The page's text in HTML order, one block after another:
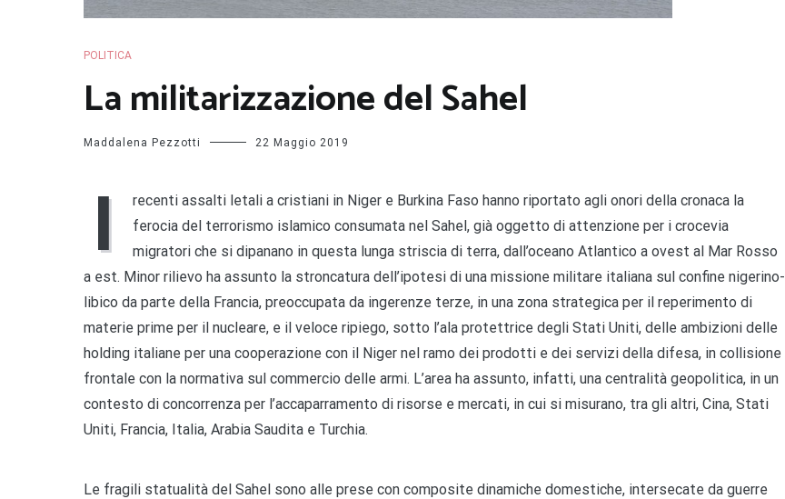
POLITICA
La militarizzazione del Sahel
Maddalena Pezzotti 22 Maggio 2019
I
recenti assalti letali a cristiani in Niger e Burkina Faso hanno riportato agli onori della cronaca la
ferocia del terrorismo islamico consumata nel Sahel, già oggetto di attenzione per i crocevia
migratori che si dipanano in questa lunga striscia di terra, dall’oceano Atlantico a ovest al Mar Rosso
a est. Minor rilievo ha assunto la stroncatura dell’ipotesi di una missione militare italiana sul confine nigerino-
libico da parte della Francia, preoccupata da ingerenze terze, in una zona strategica per il reperimento di
materie prime per il nucleare, e il veloce ripiego, sotto l’ala protettrice degli Stati Uniti, delle ambizioni delle
holding italiane per una cooperazione con il Niger nel ramo dei prodotti e dei servizi della difesa, in collisione
frontale con la normativa sul commercio delle armi. L’area ha assunto, infatti, una centralità geopolitica, in un
contesto di concorrenza per l’accaparramento di risorse e mercati, in cui si misurano, tra gli altri, Cina, Stati
Uniti, Francia, Italia, Arabia Saudita e Turchia.
Le fragili statualità del Sahel sono alle prese con composite dinamiche domestiche, intersecate da guerre